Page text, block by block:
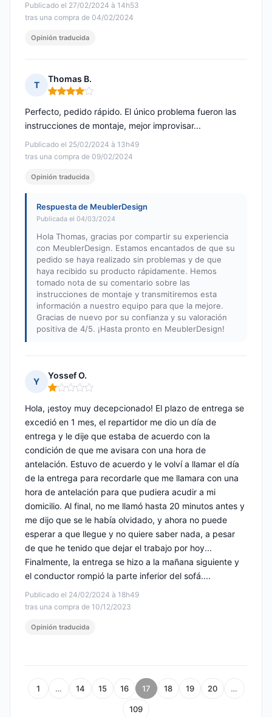
Publicado el 27/02/2024 à 14h53
tras una compra de 04/02/2024
Opinión traducida
T
Thomas B.
Nota: 4 de 5
Publicado el 25/02/2024 à 13h49
tras una compra de 09/02/2024
Perfecto, pedido rápido. El único problema fueron las
instrucciones de montaje, mejor improvisar...
Opinión traducida
Respuesta de MeublerDesign
Publicada el 04/03/2024
Hola Thomas, gracias por compartir su experiencia
con MeublerDesign. Estamos encantados de que su
pedido se haya realizado sin problemas y de que
haya recibido su producto rápidamente. Hemos
tomado nota de su comentario sobre las
instrucciones de montaje y transmitiremos esta
información a nuestro equipo para que la mejore.
Gracias de nuevo por su confianza y su valoración
positiva de 4/5. ¡Hasta pronto en MeublerDesign!
Y
Yossef O.
Nota: 1 de 5
Publicado el 24/02/2024 à 18h49
tras una compra de 10/12/2023
Hola, ¡estoy muy decepcionado! El plazo de entrega se
excedió en 1 mes, el repartidor me dio un día de
entrega y le dije que estaba de acuerdo con la
condición de que me avisara con una hora de
antelación. Estuvo de acuerdo y le volví a llamar el día
de la entrega para recordarle que me llamara con una
hora de antelación para que pudiera acudir a mi
domicilio. Al final, no me llamó hasta 20 minutos antes y
me dijo que se le había olvidado, y ahora no puede
esperar a que llegue y no quiere saber nada, a pesar
de que he tenido que dejar el trabajo por hoy...
Finalmente, la entrega se hizo a la mañana siguiente y
el conductor rompió la parte inferior del sofá....
Opinión traducida
1 … 14 15 16 17 18 19 20 …
109